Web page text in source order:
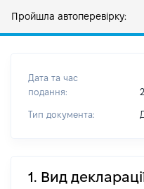
Пройшла автоперевірку:
Дата та час
подання:
Тип документа:
1. Вид